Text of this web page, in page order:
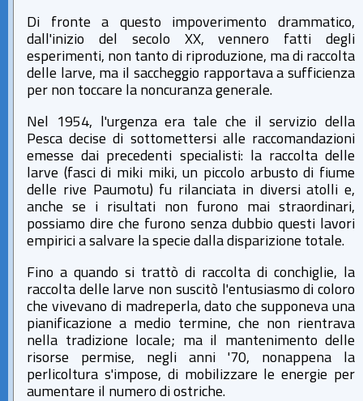
Di fronte a questo impoverimento drammatico,
dall'inizio del secolo XX, vennero fatti degli
esperimenti, non tanto di riproduzione, ma di raccolta
delle larve, ma il saccheggio rapportava a sufficienza
per non toccare la noncuranza generale.
Nel 1954, l'urgenza era tale che il servizio della
Pesca decise di sottomettersi alle raccomandazioni
emesse dai precedenti specialisti: la raccolta delle
larve (fasci di miki miki, un piccolo arbusto di fiume
delle rive Paumotu) fu rilanciata in diversi atolli e,
anche se i risultati non furono mai straordinari,
possiamo dire che furono senza dubbio questi lavori
empirici a salvare la specie dalla disparizione totale.
Fino a quando si trattò di raccolta di conchiglie, la
raccolta delle larve non suscitò l'entusiasmo di coloro
che vivevano di madreperla, dato che supponeva una
pianificazione a medio termine, che non rientrava
nella tradizione locale; ma il mantenimento delle
risorse permise, negli anni '70, nonappena la
perlicoltura s'impose, di mobilizzare le energie per
aumentare il numero di ostriche.